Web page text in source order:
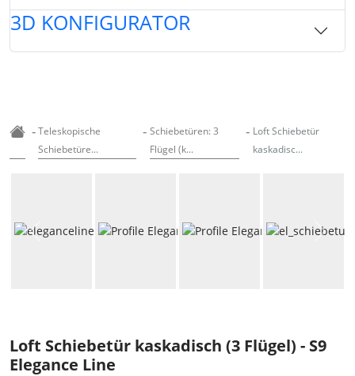
3D KONFIGURATOR
- Teleskopische
Schiebetüre...
- Schiebetüren: 3
Flügel (k...
- Loft Schiebetür
kaskadisc...
Loft Schiebetür kaskadisch (3 Flügel) - S9
Elegance Line